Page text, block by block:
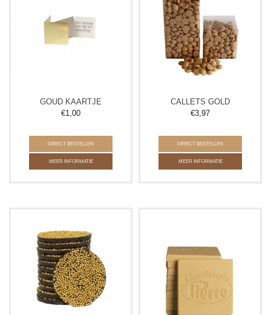
GOUD KAARTJE
€1,00
DIRECT BESTELLEN
MEER INFORMATIE
CALLETS GOLD
€3,97
DIRECT BESTELLEN
MEER INFORMATIE